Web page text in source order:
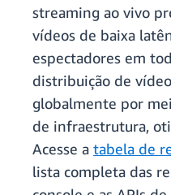
streaming ao vivo
vídeos de baixa
espectadores em
distribuição de
globalmente por
de infraestrutura,
Acesse a tabela de
lista completa das